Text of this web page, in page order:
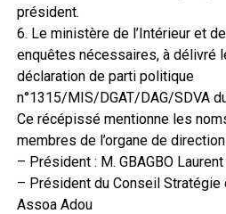
président.
6. Le ministère de l’Intérieur et
enquêtes nécessaires, à délivré
déclaration de parti politique
n°1315/MIS/DGAT/DAG/SDVA
Ce récépissé mentionne les
membres de l’organe de
– Président : M. GBAGBO Laurent
– Président du Conseil Stratégie
Assoa Adou